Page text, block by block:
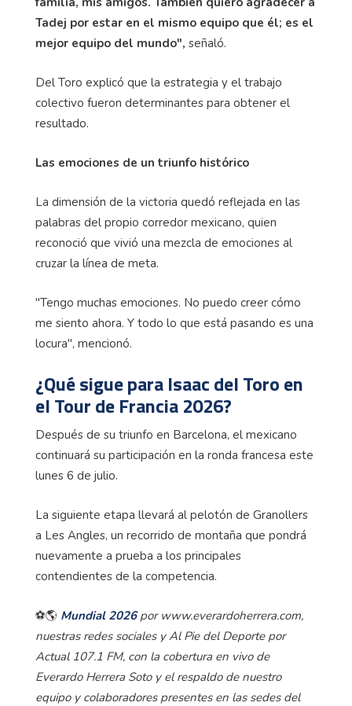
Tadej por estar en el mismo equipo que él; es el
mejor equipo del mundo", señaló.
Del Toro explicó que la estrategia y el trabajo
colectivo fueron determinantes para obtener el
resultado.
Las emociones de un triunfo histórico
La dimensión de la victoria quedó reflejada en las
palabras del propio corredor mexicano, quien
reconoció que vivió una mezcla de emociones al
cruzar la línea de meta.
"Tengo muchas emociones. No puedo creer cómo
me siento ahora. Y todo lo que está pasando es una
locura", mencionó.
¿Qué sigue para Isaac del Toro en
el Tour de Francia 2026?
Después de su triunfo en Barcelona, el mexicano
continuará su participación en la ronda francesa este
lunes 6 de julio.
La siguiente etapa llevará al pelotón de Granollers
a Les Angles, un recorrido de montaña que pondrá
nuevamente a prueba a los principales
contendientes de la competencia.
⚽🌎 Mundial 2026por www.everardoherrera.com,
nuestras redes sociales y Al Pie del Deporte por
Actual 107.1 FM, con la cobertura en vivo de
Everardo Herrera Soto y el respaldo de nuestro
equipo y colaboradores presentes en las sedes del